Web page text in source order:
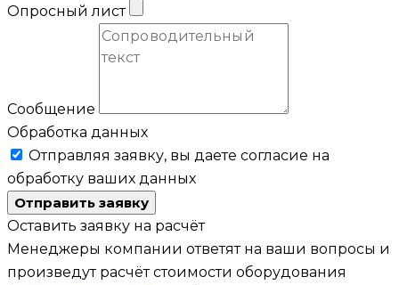
Опросный лист
Сообщение
Обработка данных
Отправляя заявку, вы даете согласие на
обработку ваших данных
Отправить заявку
Оставить заявку на расчёт
Менеджеры компании ответят на ваши вопросы и
произведут расчёт стоимости оборудования